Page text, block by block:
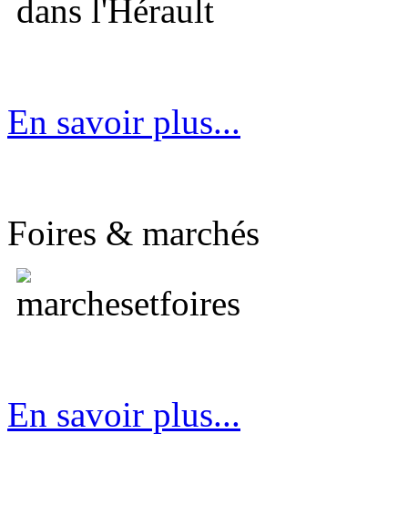
En savoir plus...
Foires & marchés
En savoir plus...